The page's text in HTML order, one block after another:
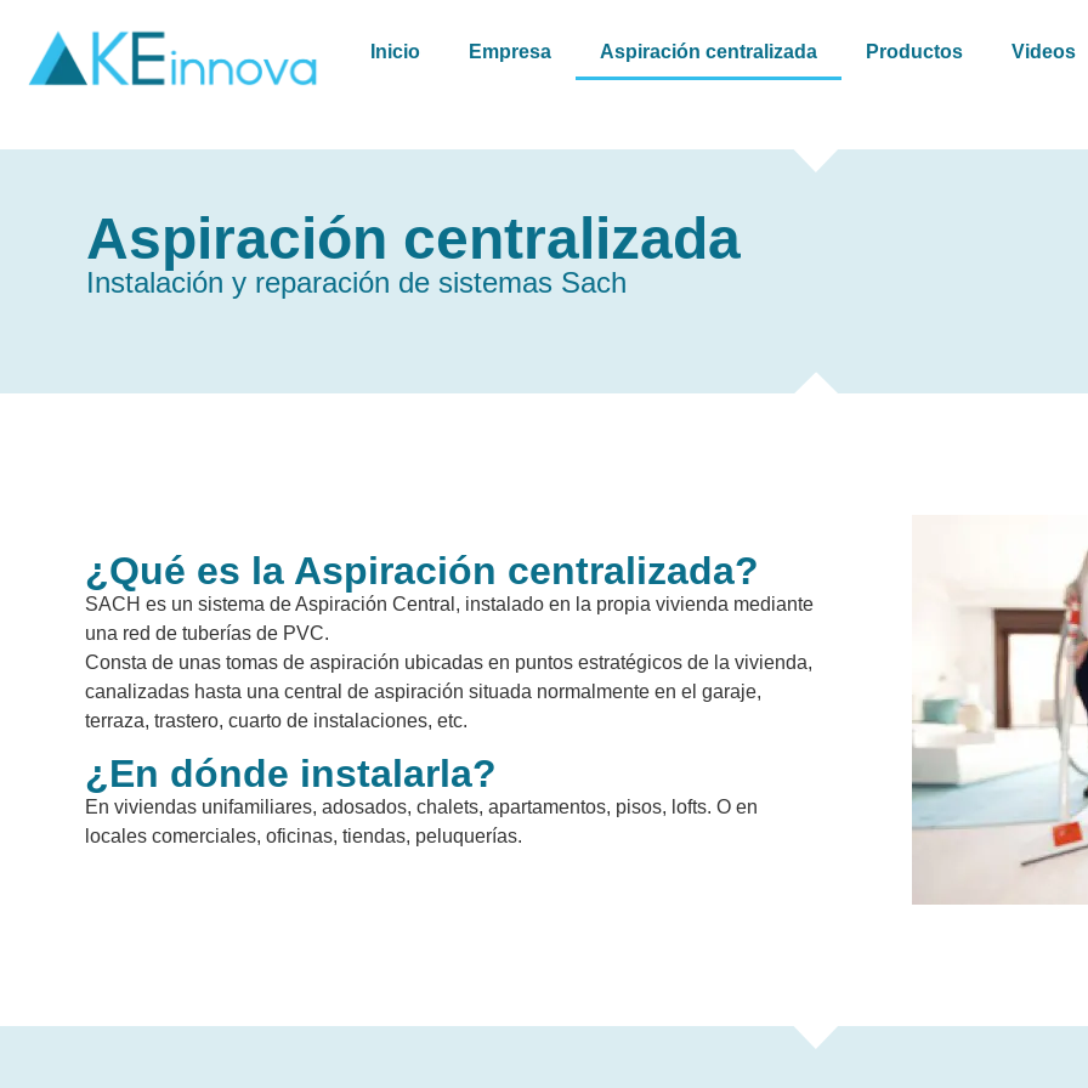
Inicio Empresa Aspiración centralizada Productos Videos
Aspiración centralizada
Instalación y reparación de sistemas Sach
¿Qué es la Aspiración centralizada?
SACH es un sistema de Aspiración Central, instalado en la propia vivienda mediante
una red de tuberías de PVC.
Consta de unas tomas de aspiración ubicadas en puntos estratégicos de la vivienda,
canalizadas hasta una central de aspiración situada normalmente en el garaje,
terraza, trastero, cuarto de instalaciones, etc.
¿En dónde instalarla?
En viviendas unifamiliares, adosados, chalets, apartamentos, pisos, lofts. O en
locales comerciales, oficinas, tiendas, peluquerías.